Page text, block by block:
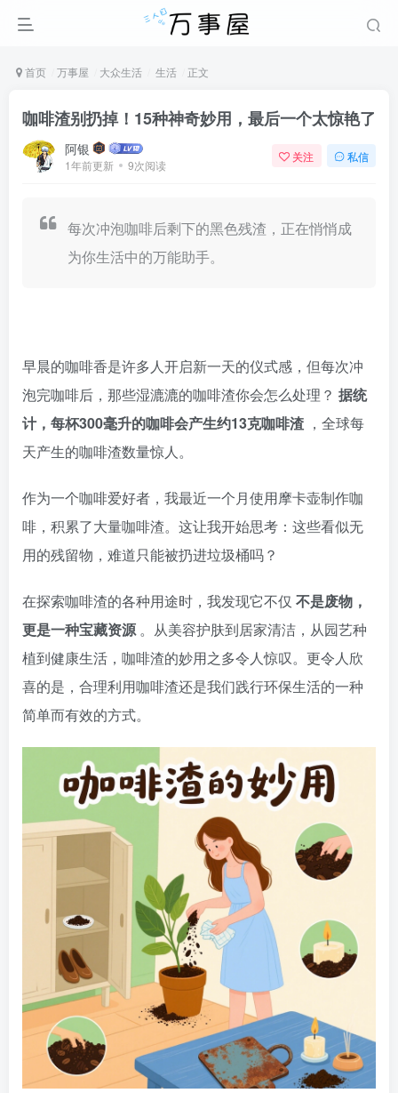
首页 万事屋 大众生活 生活 正文
咖啡渣别扔掉！15种神奇妙用，最后一个太惊艳了
阿银
1年前更新 9次阅读
关注 私信
每次冲泡咖啡后剩下的黑色残渣，正在悄悄成
为你生活中的万能助手。
早晨的咖啡香是许多人开启新一天的仪式感，但每次冲
泡完咖啡后，那些湿漉漉的咖啡渣你会怎么处理？ 据统
计，每杯300毫升的咖啡会产生约13克咖啡渣 ，全球每
天产生的咖啡渣数量惊人。
作为一个咖啡爱好者，我最近一个月使用摩卡壶制作咖
啡，积累了大量咖啡渣。这让我开始思考：这些看似无
用的残留物，难道只能被扔进垃圾桶吗？
在探索咖啡渣的各种用途时，我发现它不仅 不是废物，
更是一种宝藏资源。从美容护肤到居家清洁，从园艺种
植到健康生活，咖啡渣的妙用之多令人惊叹。更令人欣
喜的是，合理利用咖啡渣还是我们践行环保生活的一种
简单而有效的方式。